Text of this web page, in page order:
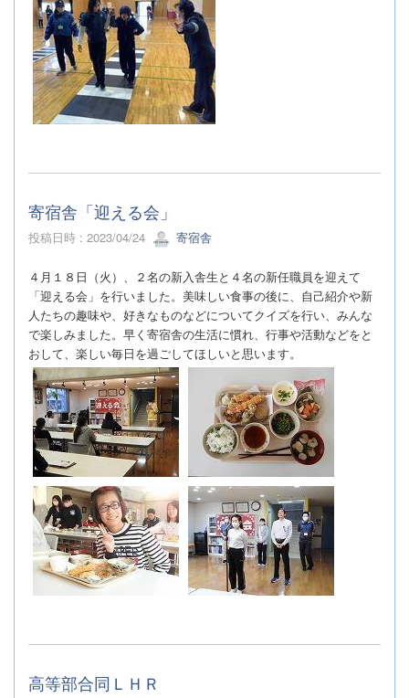
寄宿舎「迎える会」
投稿日時 : 2023/04/24 寄宿舎
４月１８日（火）、２名の新入舎生と４名の新任職員を迎えて
「迎える会」を行いました。美味しい食事の後に、自己紹介や新
人たちの趣味や、好きなものなどについてクイズを行い、みんな
で楽しみました。 早く寄宿舎の生活に慣れ、行事や活動などをと
おして、楽しい毎日を過ごしてほしいと思います。
高等部合同ＬＨＲ